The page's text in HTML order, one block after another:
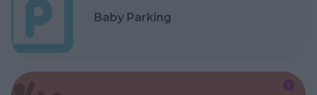
Baby Parking